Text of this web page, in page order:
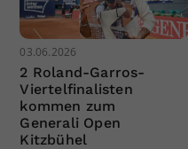
03.06.2026
2 Roland-Garros-
Viertelfinalisten
kommen zum
Generali Open
Kitzbühel